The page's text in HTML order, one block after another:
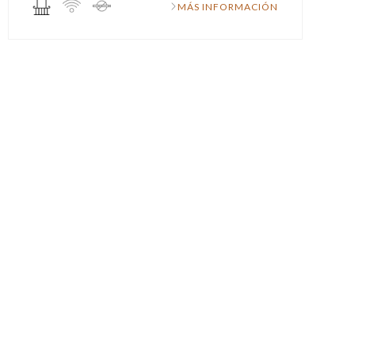
MÁS INFORMACIÓN